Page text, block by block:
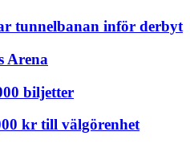
tunnelbanan inför derbyt
Arena
biljetter
kr till välgörenhet